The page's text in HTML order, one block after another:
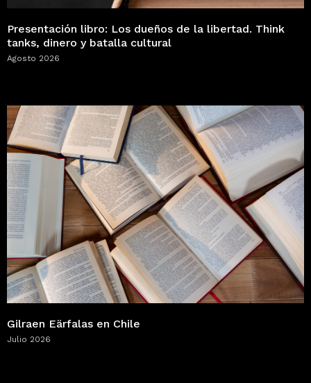
Presentación libro: Los dueños de la libertad. Think
tanks, dinero y batalla cultural
Agosto 2026
Gilraen Eärfalas en Chile
Julio 2026